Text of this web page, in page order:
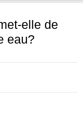
elle de
eau?